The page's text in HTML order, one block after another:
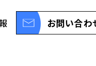
お問い合わ